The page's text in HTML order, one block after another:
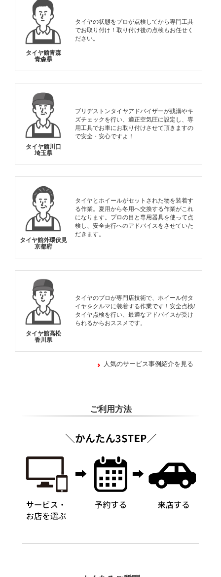
タイヤ館青森
青森県
タイヤの状態をプロが点検してから専門工具
でお取り付け！取り付け後の点検もお任せく
ださい。
タイヤ館川口
埼玉県
ブリヂストンタイヤアドバイザーが残溝やキ
ズチェックを行い、適正空気圧に設定し、専
用工具でお車にお取り付けさせて頂きますの
で安全・安心ですよ！
タイヤ館外環伏見
京都府
タイヤとホイールがセットされた物を装着す
る作業。夏用から冬用へ交換する作業がこれ
になります。プロの目と専用器具を使って点
検し、安全走行へのアドバイスをさせていた
だきます。
タイヤ館高松
香川県
タイヤのプロが専門店技術で、ホイール付タ
イヤをクルマに装着する作業です！安全点検/
タイヤ点検を行い、最適なアドバイスが受け
られるからおススメです。
人気のサービス事例紹介を見る
ご利用方法